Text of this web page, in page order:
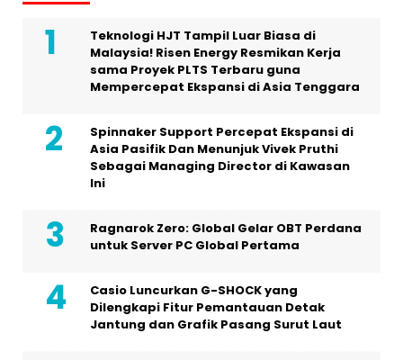
Teknologi HJT Tampil Luar Biasa di
Malaysia! Risen Energy Resmikan Kerja
sama Proyek PLTS Terbaru guna
Mempercepat Ekspansi di Asia Tenggara
Spinnaker Support Percepat Ekspansi di
Asia Pasifik Dan Menunjuk Vivek Pruthi
Sebagai Managing Director di Kawasan
Ini
Ragnarok Zero: Global Gelar OBT Perdana
untuk Server PC Global Pertama
Casio Luncurkan G-SHOCK yang
Dilengkapi Fitur Pemantauan Detak
Jantung dan Grafik Pasang Surut Laut